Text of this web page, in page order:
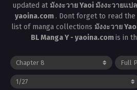
updated at มังงะวาย Yaoi มังงะวายแป
yaoina.com . Dont forget to read
list of manga collections มังงะวาย
BL Manga Y - yaoina.comis in